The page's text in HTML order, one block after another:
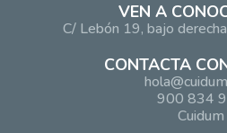
VEN A
C/ Lebón 19, bajo
CONTACTA
900 834
Cuidum